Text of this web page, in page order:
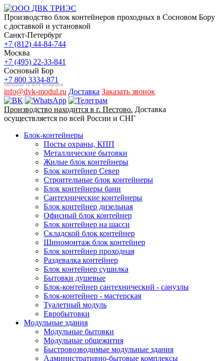
Производство блок контейнеров проходных в Сосновом Бору
с доставкой и установкой
Санкт-Петербург
+7 (812) 44-84-744
Москва
+7 (495) 22-33-841
Сосновый Бор
+7 800 3334-871
бесплатно со всех телефонов
info@dvk-modul.ru Доставка Заказать звонок
Производство находится в г. Пестово. Доставка
осуществляется по всей России и СНГ
Блок-контейнеры
Посты охраны, КПП
Металлические бытовки
Жилые блок контейнеры
Блок контейнер Север
Строительные блок контейнеры
Блок контейнеры бани
Сантехнические контейнеры
Блок контейнер дизельная
Офисный блок контейнер
Блок контейнер на шасси
Складской блок контейнер
Шиномонтаж блок контейнер
Блок контейнер проходная
Раздевалка контейнер
Блок контейнер сушилка
Бытовки душевые
Блок-контейнер сантехнический - санузлы
Блок-контейнер - мастерская
Туалетный модуль
Евробытовки
Модульные здания
Модульные бытовки
Модульные общежития
Быстровозводимые модульные здания
Административно-бытовые комплексы